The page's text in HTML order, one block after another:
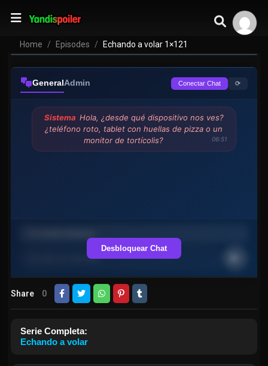
Home Episodes Echando a volar 1×121
GeneralAdmin Conectar Chat ⟳
Sistema Hola, ¿desde qué dispositivo nos ves?
¿teléfono roto, tablet con huellas de pizza o un
monitor de tortícolis?
06:51
Desbloquear Chat
Share 0
Serie Completa:
Echando a volar